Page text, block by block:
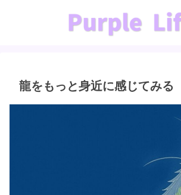
龍をもっと身近に感じてみる